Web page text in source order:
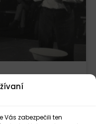
Vás zabezpečili ten